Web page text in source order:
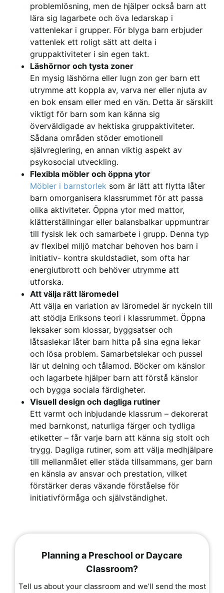
problemlösning, men de hjälper också barn att
lära sig lagarbete och öva ledarskap i
vattenlekar i grupper. För blyga barn erbjuder
vattenlek ett roligt sätt att delta i
gruppaktiviteter i sin egen takt.
Läshörnor och tysta zoner
En mysig läshörna eller lugn zon ger barn ett
utrymme att koppla av, varva ner eller njuta av
en bok ensam eller med en vän. Detta är särskilt
viktigt för barn som kan känna sig
överväldigade av hektiska gruppaktiviteter.
Sådana områden stöder emotionell
självreglering, en annan viktig aspekt av
psykosocial utveckling.
Flexibla möbler och öppna ytor
Möbler i barnstorlek som är lätt att flytta låter
barn omorganisera klassrummet för att passa
olika aktiviteter. Öppna ytor med mattor,
klätterställningar eller balansbalkar uppmuntrar
till fysisk lek och samarbete i grupp. Denna typ
av flexibel miljö matchar behoven hos barn i
initiativ- kontra skuldstadiet, som ofta har
energiutbrott och behöver utrymme att
utforska.
Att välja rätt läromedel
Att välja en variation av läromedel är nyckeln till
att stödja Eriksons teori i klassrummet. Öppna
leksaker som klossar, byggsatser och
låtsaslekar låter barn hitta på sina egna lekar
och lösa problem. Samarbetslekar och pussel
lär ut delning och tålamod. Böcker om känslor
och lagarbete hjälper barn att förstå känslor
och bygga sociala färdigheter.
Visuell design och dagliga rutiner
Ett varmt och inbjudande klassrum – dekorerat
med barnkonst, naturliga färger och tydliga
etiketter – får varje barn att känna sig stolt och
trygg. Dagliga rutiner, som att välja medhjälpare
till mellanmålet eller städa tillsammans, ger barn
en känsla av ansvar och prestation, vilket
förstärker deras växande förståelse för
initiativförmåga och självständighet.
Planning a Preschool or Daycare
Classroom?
Tell us about your classroom and we’ll send the most